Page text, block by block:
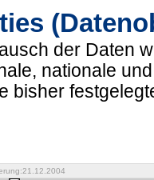
der Daten
nationale
bisher